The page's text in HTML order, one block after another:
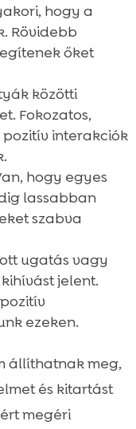
hogy a
Rövidebb
őket
közötti
Fokozatos,
interakciók
hogy egyes
lassabban
szabva
ugatás vagy
jelent.
ezeken.
állíthatnak meg,
és kitartást
megéri